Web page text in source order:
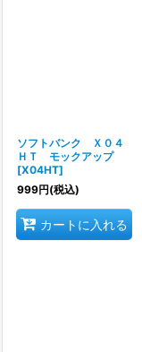
ソフトバンク Ｘ０４
ＨＴ モックアップ
[X04HT]
999円(税込)
カートに入れる